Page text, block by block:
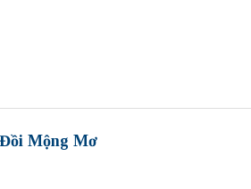
Mộng Mơ